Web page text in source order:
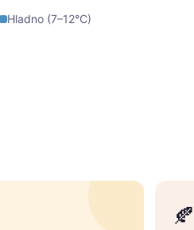
Hladno (7–12°C)
🍂